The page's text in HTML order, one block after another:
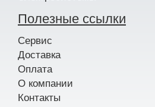
Полезные ссылки
Сервис
Доставка
Оплата
О компании
Контакты